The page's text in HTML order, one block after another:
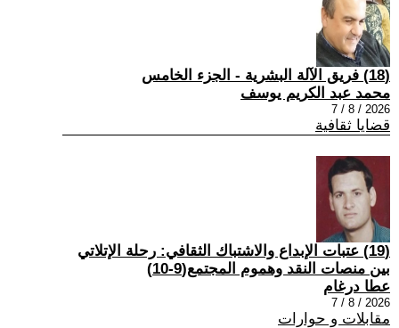
(18) فريق الآلة البشرية - الجزء الخامس
محمد عبد الكريم يوسف
2026 / 8 / 7
قضايا ثقافية
(19) عتبات الإبداع والاشتباك الثقافي: رحلة الإتلاتي
بين منصات النقد وهموم المجتمع(9-10)
عطا درغام
2026 / 8 / 7
مقابلات و حوارات